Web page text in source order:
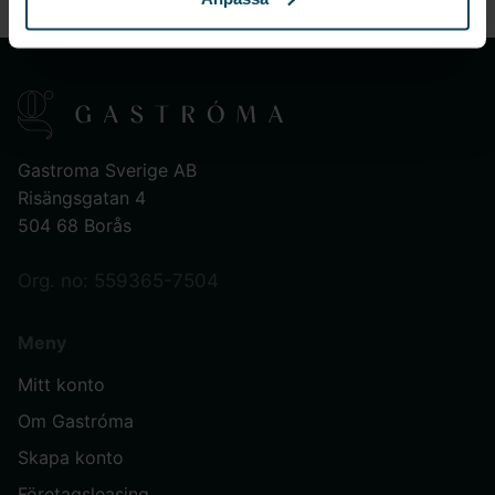
Gastroma Sverige AB
Risängsgatan 4
504 68 Borås
Org. no: 559365-7504
Meny
Mitt konto
Om Gastróma
Skapa konto